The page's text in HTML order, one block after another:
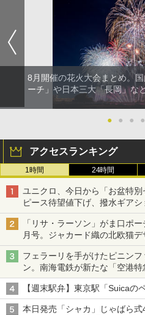
8月開催の花火大会まとめ。
ーチ」や日本三大「長岡」な
● ● ● ●
アクセスランキング
1時間 24時間
ユニクロ、今日から「お盆特
ピース待望値下げ、撥水ギア
「リサ・ラーソン」がま口ポ
月号。ジャカード織の北欧猫デ
フェラーリを手がけたピニン
ン。南海電鉄が新たな「空港
【週末駅弁】東京駅「Suicaの
本日発売「シャカ」じゃばら